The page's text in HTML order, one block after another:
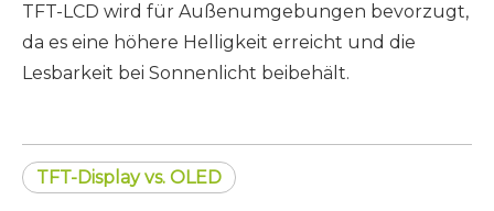
TFT-LCD wird für Außenumgebungen bevorzugt,
da es eine höhere Helligkeit erreicht und die
Lesbarkeit bei Sonnenlicht beibehält.
TFT-Display vs. OLED